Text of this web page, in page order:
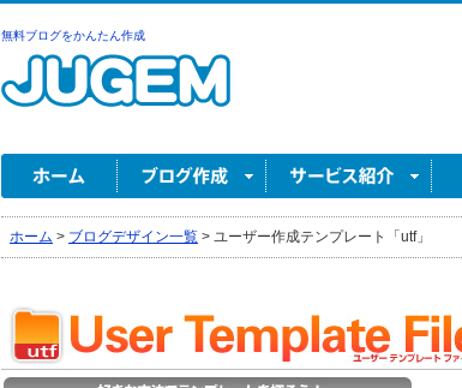
無料ブログをかんたん作成
ホーム > ブログデザイン一覧 > ユーザー作成テンプレート「utf」